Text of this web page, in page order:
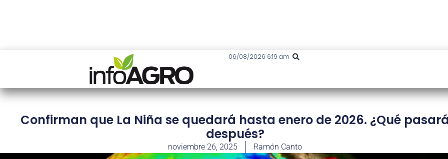
06/08/2026 6:19 am
Confirman que La Niña se quedará hasta enero de 2026. ¿Qué
después?
noviembre 26, 2025 Ramón Canto